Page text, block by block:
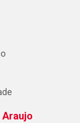
Araujo